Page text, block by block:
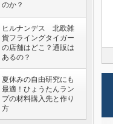
のか？
ヒルナンデス 北欧雑
貨フライングタイガー
の店舗はどこ？通販は
あるの？
夏休みの自由研究にも
最適！ひょうたんラン
プの材料購入先と作り
方